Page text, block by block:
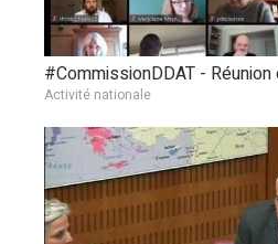
#CommissionDDAT -
Activité nationale